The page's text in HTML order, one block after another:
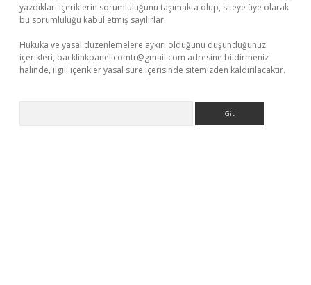
yazdıkları içeriklerin sorumluluğunu taşımakta olup, siteye üye olarak
bu sorumluluğu kabul etmiş sayılırlar.
Hukuka ve yasal düzenlemelere aykırı olduğunu düşündüğünüz
içerikleri, backlinkpanelicomtr@gmail.com adresine bildirmeniz
halinde, ilgili içerikler yasal süre içerisinde sitemizden kaldırılacaktır.